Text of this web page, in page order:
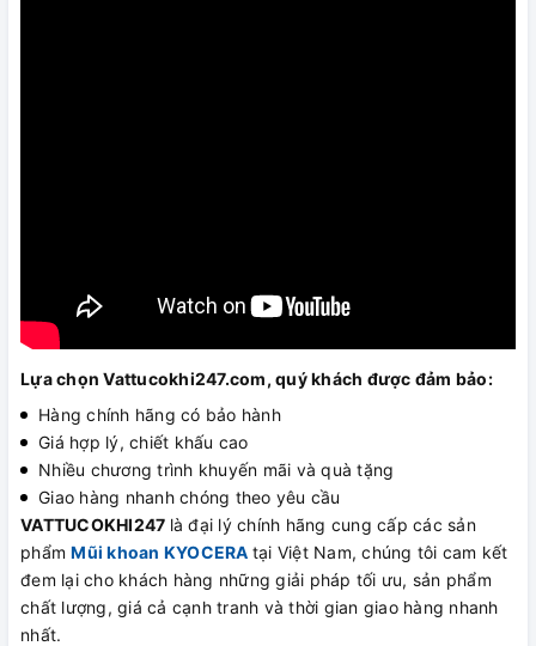
Lựa chọn Vattucokhi247.com, quý khách được đảm bảo:
Hàng chính hãng có bảo hành
Giá hợp lý, chiết khấu cao
Nhiều chương trình khuyến mãi và quà tặng
Giao hàng nhanh chóng theo yêu cầu
VATTUCOKHI247 là đại lý chính hãng cung cấp các sản
phẩmMũi khoan KYOCERA tại Việt Nam, chúng tôi cam kết
đem lại cho khách hàng những giải pháp tối ưu, sản phẩm
chất lượng, giá cả cạnh tranh và thời gian giao hàng nhanh
nhất.